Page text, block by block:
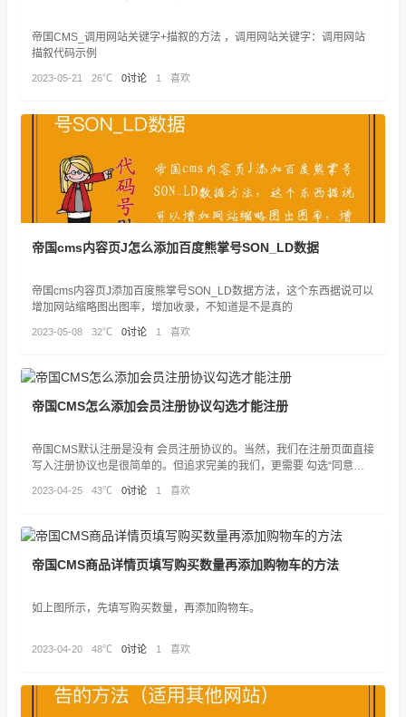
帝国CMS_调用网站关键字+描叙的方法 ，调用网站关键字：调用网站
描叙代码示例
2023-05-21 26℃ 0讨论 1 喜欢
帝国cms内容页J怎么添加百度熊掌号SON_LD数据
帝国cms内容页J添加百度熊掌号SON_LD数据方法，这个东西据说可以
增加网站缩略图出图率，增加收录，不知道是不是真的
2023-05-08 32℃ 0讨论 1 喜欢
帝国CMS怎么添加会员注册协议勾选才能注册
帝国CMS默认注册是没有 会员注册协议的。当然，我们在注册页面直接
写入注册协议也是很简单的。但追求完美的我们，更需要 勾选“同意注
册协议”才能注册。如下图：
2023-04-25 43℃ 0讨论 1 喜欢
帝国CMS商品详情页填写购买数量再添加购物车的方法
如上图所示，先填写购买数量，再添加购物车。
2023-04-20 48℃ 0讨论 1 喜欢